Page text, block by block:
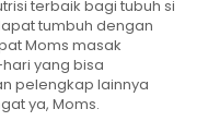
terbaik bagi tubuh si
tumbuh dengan
Moms masak
yang bisa
pelengkap lainnya
ya, Moms.